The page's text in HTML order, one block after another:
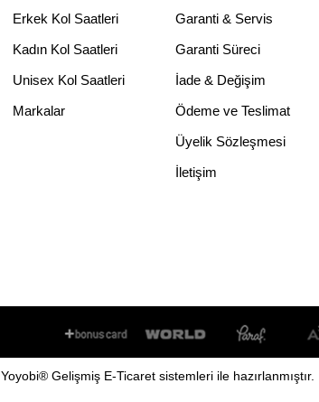
Erkek Kol Saatleri
Kadın Kol Saatleri
Unisex Kol Saatleri
Markalar
Garanti & Servis
Garanti Süreci
İade & Değişim
Ödeme ve Teslimat
Üyelik Sözleşmesi
İletişim
Yoyobi® Gelişmiş E-Ticaret sistemleri ile hazırlanmıştır.